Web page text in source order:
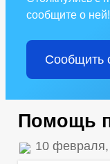
сообщите о ней!
Сообщить
Помощь
10